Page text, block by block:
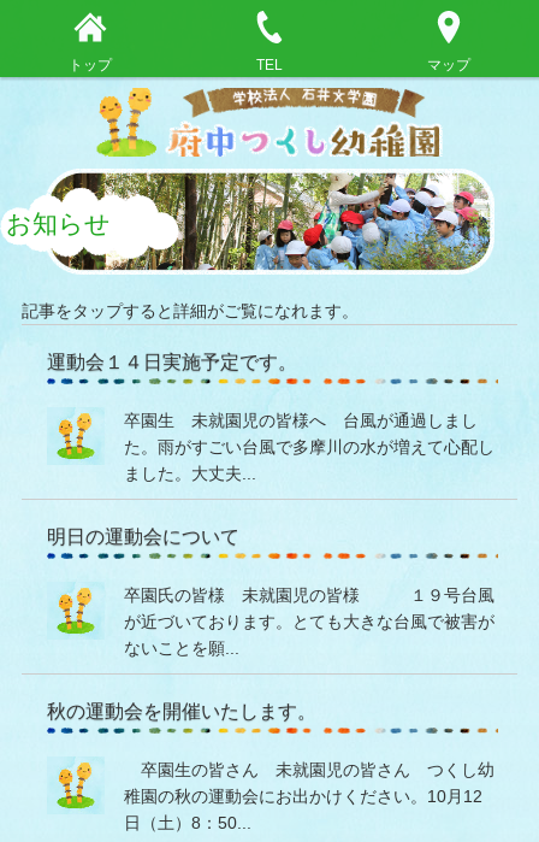
トップ TEL マップ
お知らせ
記事をタップすると詳細がご覧になれます。
運動会１４日実施予定です。
卒園生 未就園児の皆様へ 台風が通過しまし
た。雨がすごい台風で多摩川の水が増えて心配し
ました。大丈夫...
明日の運動会について
卒園氏の皆様 未就園児の皆様 １９号台風
が近づいております。とても大きな台風で被害が
ないことを願...
秋の運動会を開催いたします。
卒園生の皆さん 未就園児の皆さん つくし幼
稚園の秋の運動会にお出かけください。10月12
日（土）8：50...